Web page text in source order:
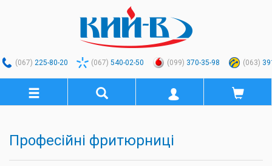
(067) 225-80-20 (067) 540-02-50 (099) 370-35-98 (063)
Професійні фритюрниці